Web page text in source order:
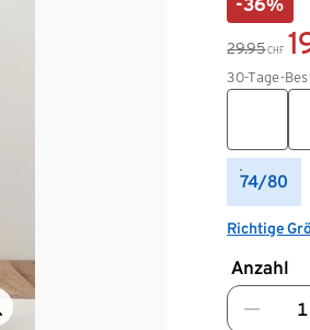
-36%
29.95 CHF
30-Tage-
74/80
Richtige
Anzahl